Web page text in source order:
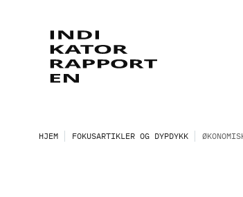
HJEM FOKUSARTIKLER OG DYPDYKK